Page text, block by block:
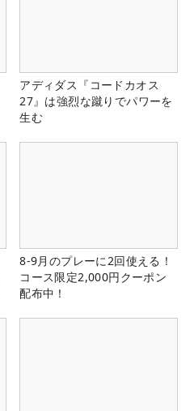
アディダス『コードカオス
27』は強烈な蹴りでパワーを
生む
8-9月のプレーに2回使える！
コース限定2,000円クーポン
配布中！